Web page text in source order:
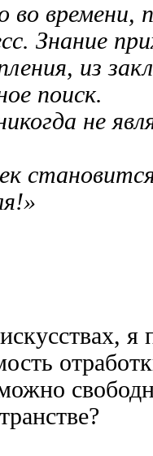
во времени,
Знание
из
поиск.
не
я